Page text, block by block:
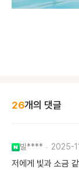
26개의 댓글
빌**** 2025-
저에게 빛과 소금